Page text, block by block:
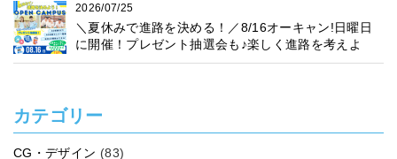
2026/07/25
＼夏休みで進路を決める！／8/16オーキャン!日曜日
に開催！プレゼント抽選会も♪楽しく進路を考えよ
う！
カテゴリー
CG・デザイン (83)